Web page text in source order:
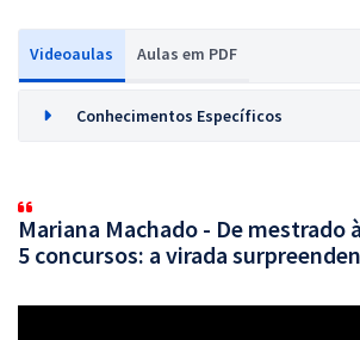
Videoaulas Aulas em PDF
Conhecimentos Específicos
Mariana Machado - De mestrado
5 concursos: a virada